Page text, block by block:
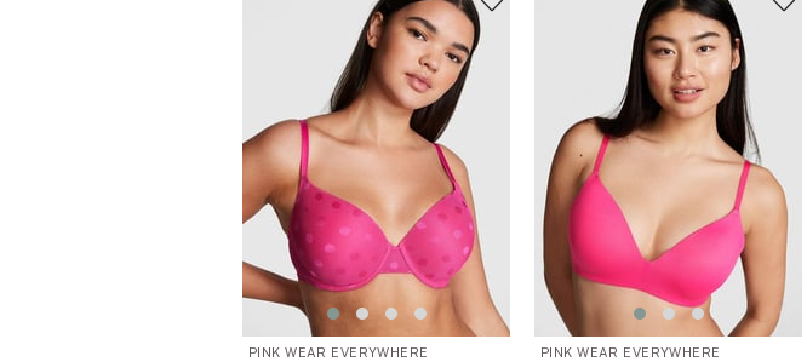
PINK WEAR EVERYWHERE
PINK WEAR EVERYWHERE